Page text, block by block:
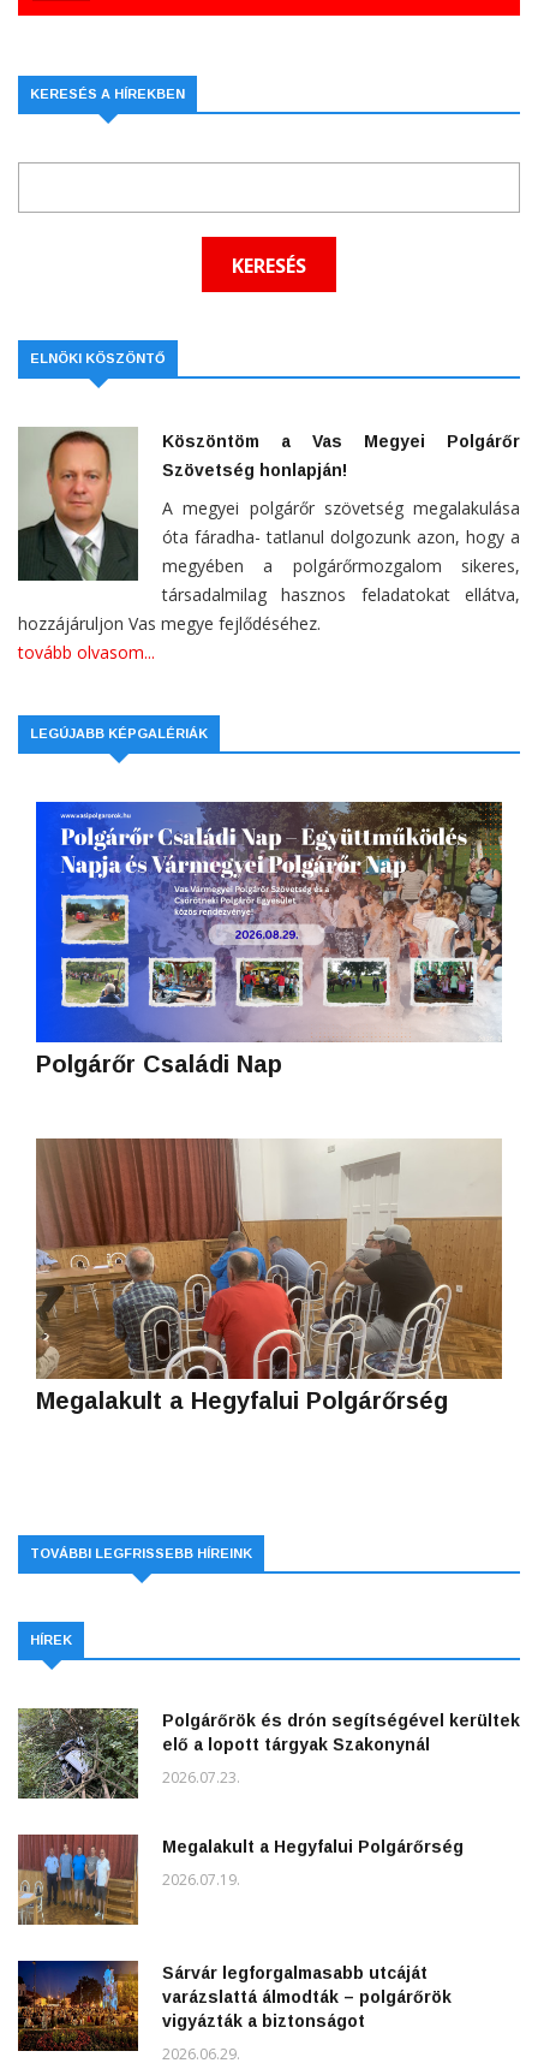
KERESÉS A HÍREKBEN
ELNÖKI KÖSZÖNTŐ
Köszöntöm a Vas Megyei Polgárőr
Szövetség honlapján!
A megyei polgárőr szövetség megalakulása
óta fáradha- tatlanul dolgozunk azon, hogy a
megyében a polgárőrmozgalom sikeres,
társadalmilag hasznos feladatokat ellátva,
hozzájáruljon Vas megye fejlődéséhez.
tovább olvasom...
LEGÚJABB KÉPGALÉRIÁK
Polgárőr Családi Nap
Megalakult a Hegyfalui Polgárőrség
TOVÁBBI LEGFRISSEBB HÍREINK
HÍREK
Polgárőrök és drón segítségével kerültek
elő a lopott tárgyak Szakonynál
2026.07.23.
Megalakult a Hegyfalui Polgárőrség
2026.07.19.
Sárvár legforgalmasabb utcáját
varázslattá álmodták – polgárőrök
vigyázták a biztonságot
2026.06.29.